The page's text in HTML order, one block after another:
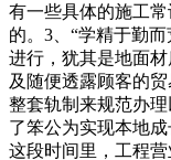
有一些具体的施工
的。3、“学精于勤
进行，犹其是地面
及随便透露顾客的
整套轨制来规范办
了笨公为实现本地
这段时间里，工程